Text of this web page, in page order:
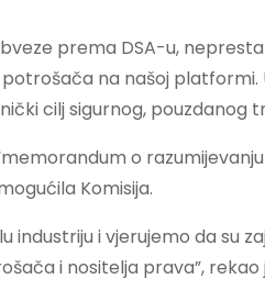
prema DSA-u,
na našoj
cilj sigurnog, pouzdanog
o
Komisija.
industriju i vjerujemo da su
i nositelja prava”, rekao